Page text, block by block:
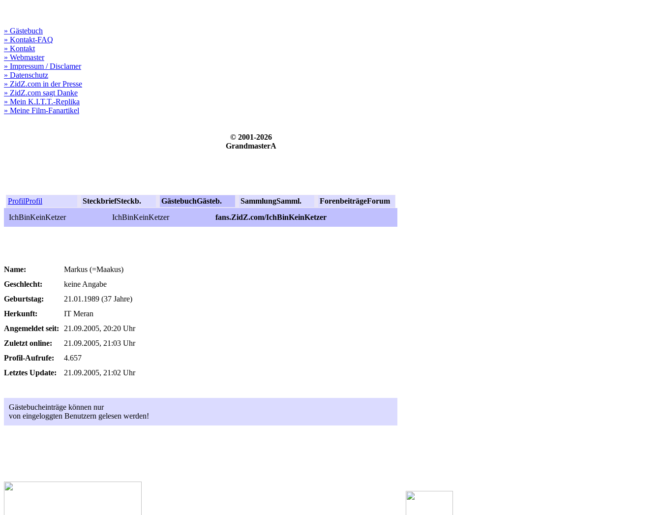
» Gästebuch
» Kontakt-FAQ
» Kontakt
» Webmaster
» Impressum / Disclamer
» Datenschutz
» ZidZ.com in der Presse
» ZidZ.com sagt Danke
» Mein K.I.T.T.-Replika
» Meine Film-Fanartikel
© 2001-2026
GrandmasterA
ProfilProfil SteckbriefSteckb. GästebuchGästeb. SammlungSamml. ForenbeiträgeForum
IchBinKeinKetzer
IchBinKeinKetzer fans.ZidZ.com/IchBinKeinKetzer
Name:
Markus (=Maakus)
Geschlecht:
keine Angabe
Geburtstag:
21.01.1989 (37 Jahre)
Herkunft:
IT Meran
Angemeldet seit:
21.09.2005, 20:20 Uhr
Zuletzt online:
21.09.2005, 21:03 Uhr
Profil-Aufrufe:
4.657
Letztes Update:
21.09.2005, 21:02 Uhr
Gästebucheinträge können nur
von eingeloggten Benutzern gelesen werden!